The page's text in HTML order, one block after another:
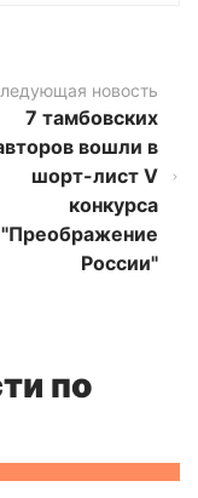
новость
7 тамбовских
вошли в
шорт-лист V
конкурса
"Преображение
России"
по